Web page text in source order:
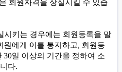
회원자격을 상실시킬 수 있습
시키는 경우에는 회원등록을 말
원에게 이를 통지하고, 회원등
30일 이상의 기간을 정하여 소
다.